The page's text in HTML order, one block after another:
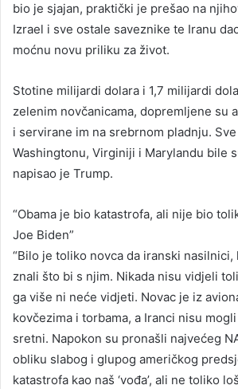
bio je sjajan, praktički je prešao na
Izrael i sve ostale saveznike te Iranu
moćnu novu priliku za život.
Stotine milijardi dolara i 1,7 milijardi
zelenim novčanicama, dopremljene su
i servirane im na srebrnom pladnju.
Washingtonu, Virginiji i Marylandu bile
napisao je Trump.
“Obama je bio katastrofa, ali nije bio
Joe Biden”
“Bilo je toliko novca da iranski nasilnici,
znali što bi s njim. Nikada nisu vidjeli
ga više ni neće vidjeti. Novac je iz
kovčezima i torbama, a Iranci nisu
sretni. Napokon su pronašli najvećeg
obliku slabog i glupog američkog
katastrofa kao naš ‘vođa’, ali ne toliko